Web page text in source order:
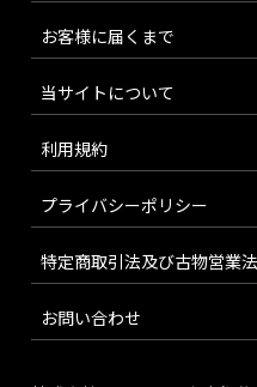
お客様に届くまで
当サイトについて
利用規約
プライバシーポリシー
特定商取引法及び古物営業
お問い合わせ